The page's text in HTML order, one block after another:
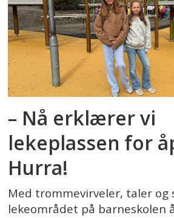
– Nå erklærer vi
lekeplassen for
Hurra!
Med trommevirveler, taler og
lekeområdet på barneskolen